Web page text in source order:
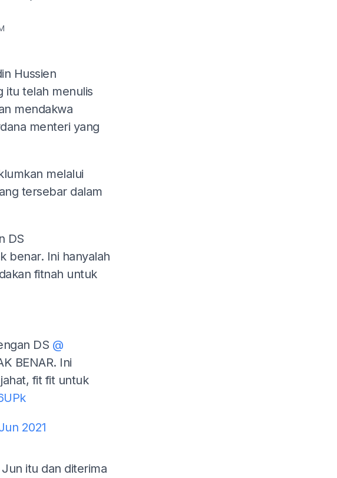
Hussien
itu telah menulis
mendakwa
menteri yang
melalui
tersebar dalam
DS
benar. Ini hanyalah
fitnah untuk
DS @
BENAR. Ini
fit fit untuk
2021
itu dan diterima